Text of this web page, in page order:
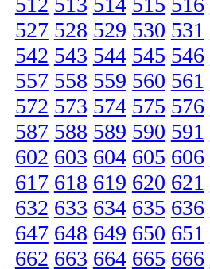
527 528 529 530 531
542 543 544 545 546
557 558 559 560 561
572 573 574 575 576
587 588 589 590 591
602 603 604 605 606
617 618 619 620 621
632 633 634 635 636
647 648 649 650 651
662 663 664 665 666